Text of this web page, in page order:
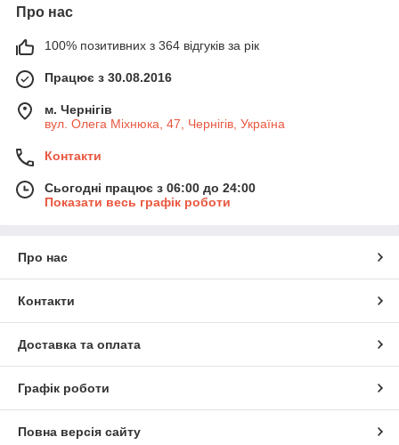
Про нас
100% позитивних з 364 відгуків за рік
Працює з 30.08.2016
м. Чернігів
вул. Олега Міхнюка, 47, Чернігів, Україна
Контакти
Сьогодні працює з 06:00 до 24:00
Показати весь графік роботи
Про нас
Контакти
Доставка та оплата
Графік роботи
Повна версія сайту